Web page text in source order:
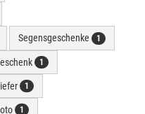
Segensgeschenke 1
1
1
1